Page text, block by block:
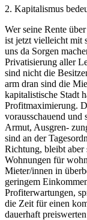
2. Kapitalismus
Wer seine Rente
ist jetzt vielleicht mit
uns da Sorgen
Privatisierung aller
sind nicht die
arm dran sind die
kapitalistische Stadt
Profitmaximierung.
vorausschauend und
Armut, Ausgren-
sind an der
Richtung, bleibt aber
Wohnungen für
Mieter/innen in
geringem
Profiterwartungen,
die Zeit für einen
dauerhaft